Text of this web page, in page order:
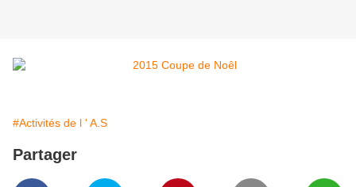
#Activités de l ' A.S
Partager